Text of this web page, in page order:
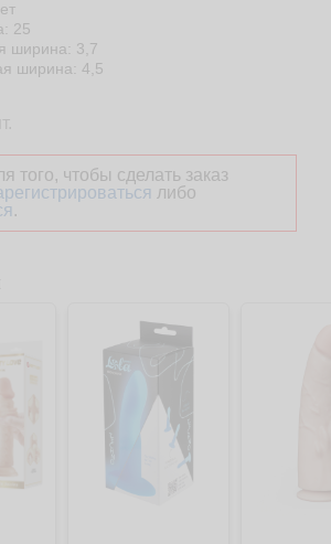
25
ширина: 3,7
ширина: 4,5
того, чтобы сделать заказ
либо
.